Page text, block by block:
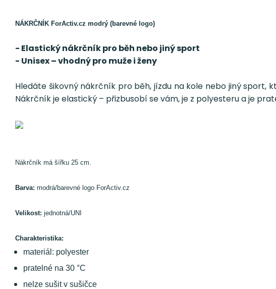
NÁKRČNÍK ForActiv.cz modrý (barevné logo)
- Elastický nákrčník pro běh nebo jiný sport
- Unisex – vhodný pro muže i ženy
Hledáte šikovný nákrčník pro běh, jízdu na kole nebo jiný sport,
Nákrčník je elastický – přizbusobí se vám, je z polyesteru a je
Nákrčník má šířku 25 cm.
Barva: modrá/barevné logo ForActiv.cz
Velikost: jednotná/UNI
Charakteristika:
materiál: polyester
pratelné na 30 °C
nelze sušit v sušičce